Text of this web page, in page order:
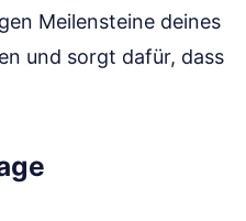
Meilensteine deines
und sorgt dafür, dass